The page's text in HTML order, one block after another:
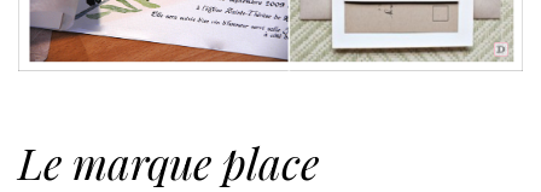
Le marque place